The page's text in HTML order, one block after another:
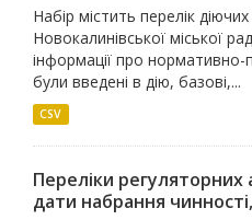
Набір містить перелік
Новокалинівської міської
інформації про
були введені в дію, базові,...
CSV
Переліки регуляторних
дати набрання